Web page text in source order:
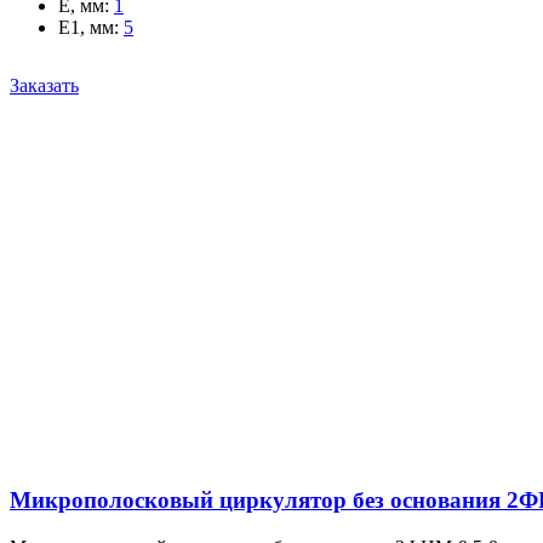
E, мм: 1
E1, мм: 5
Заказать
Микрополосковый циркулятор без основания